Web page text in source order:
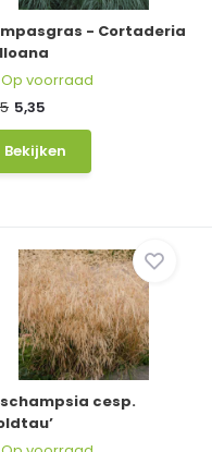
- Cortaderia
Op voorraad
5,35
Bekijken
cesp.